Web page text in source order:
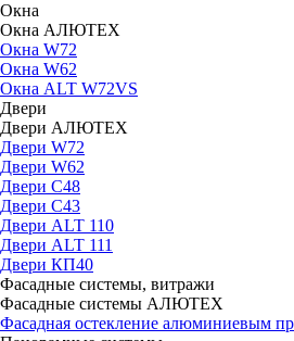
Окна
Окна АЛЮТЕХ
Окна W72
Окна W62
Окна ALT W72VS
Двери
Двери АЛЮТЕХ
Двери W72
Двери W62
Двери C48
Двери С43
Двери ALT 110
Двери ALT 111
Двери КП40
Фасадные системы, витражи
Фасадные системы АЛЮТЕХ
Фасадная остекление алюминиевым